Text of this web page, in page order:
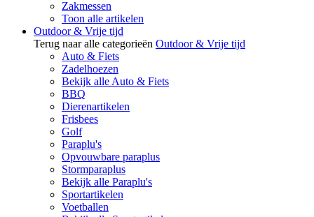
Zakmessen
Toon alle artikelen
Outdoor & Vrije tijd
Terug naar alle categorieën Outdoor & Vrije tijd
Auto & Fiets
Zadelhoezen
Bekijk alle Auto & Fiets
BBQ
Dierenartikelen
Frisbees
Golf
Paraplu's
Opvouwbare paraplus
Stormparaplus
Bekijk alle Paraplu's
Sportartikelen
Voetballen